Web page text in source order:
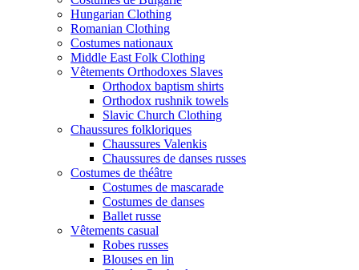
Hungarian Clothing
Romanian Clothing
Costumes nationaux
Middle East Folk Clothing
Vêtements Orthodoxes Slaves
Orthodox baptism shirts
Orthodox rushnik towels
Slavic Church Clothing
Chaussures folkloriques
Chaussures Valenkis
Chaussures de danses russes
Costumes de théâtre
Costumes de mascarade
Costumes de danses
Ballet russe
Vêtements casual
Robes russes
Blouses en lin